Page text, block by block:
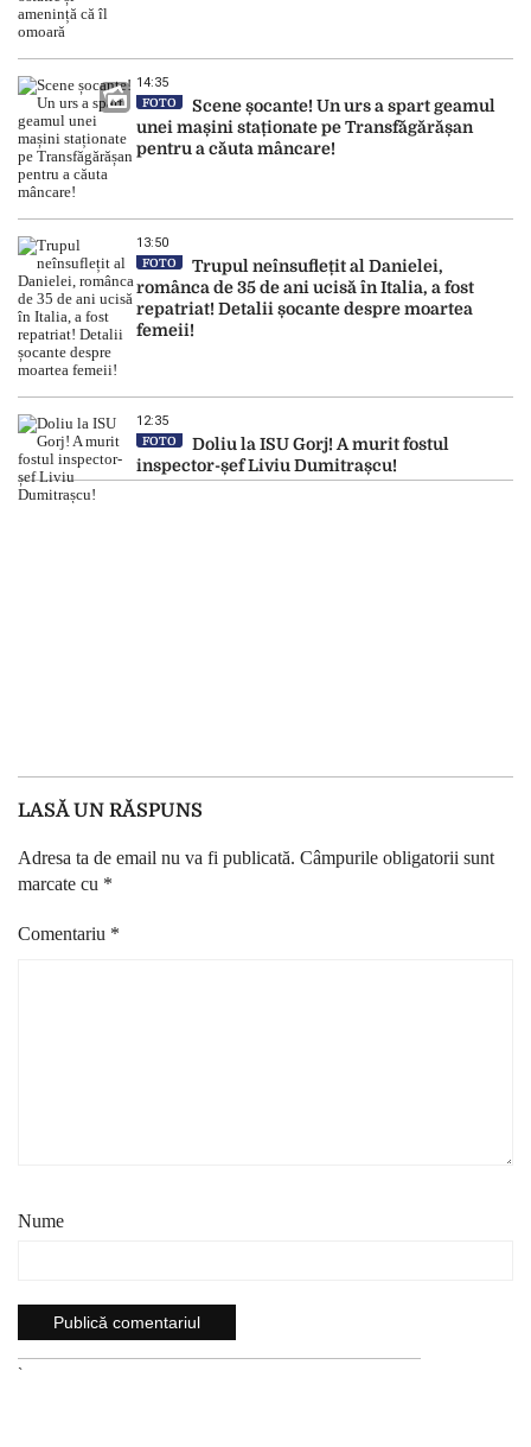
14:35
FOTO
Scene șocante! Un urs a spart geamul
unei mașini staționate pe Transfăgărășan
pentru a căuta mâncare!
13:50
FOTO
Trupul neînsuflețit al Danielei,
românca de 35 de ani ucisă în Italia, a fost
repatriat! Detalii șocante despre moartea
femeii!
12:35
FOTO
Doliu la ISU Gorj! A murit fostul
inspector-șef Liviu Dumitrașcu!
LASĂ UN RĂSPUNS
Adresa ta de email nu va fi publicată. Câmpurile obligatorii sunt
marcate cu *
Comentariu *
Nume
`